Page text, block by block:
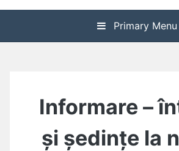
Primary Menu
Informare –
și ședințe la